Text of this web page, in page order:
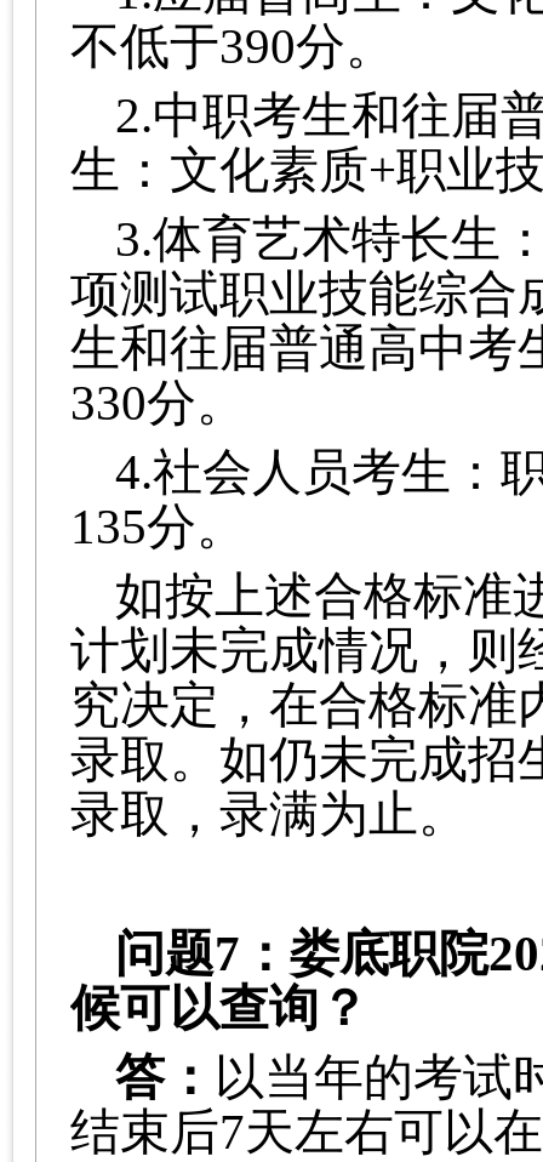
不低于390分。
2.中职考生和往届
生：文化素质+职业
3.体育艺术特长生
项测试职业技能综合
生和往届普通高中考
330分。
4.社会人员考生：
135分。
如按上述合格标准
计划未完成情况，则
究决定，在合格标准
录取。如仍未完成招
录取，录满为止。
问题7：娄底职院
候可以查询？
答： 以当年的考试
结束后7天左右可以